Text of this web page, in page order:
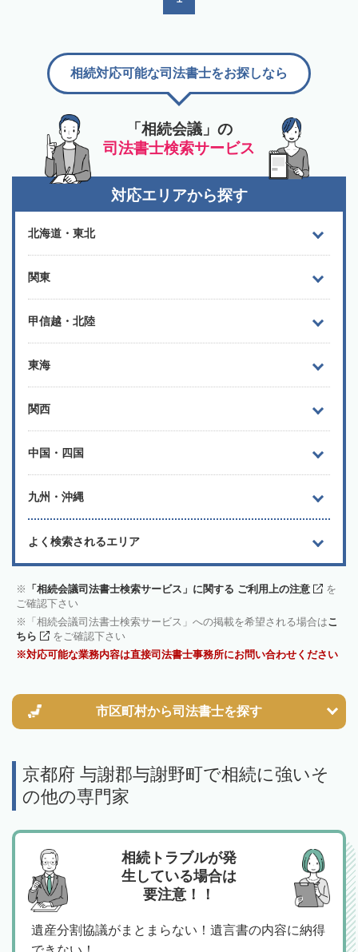
「相続会議」の
司法書士検索サービス
相続対応可能な司法書士をお探しなら
対応エリアから探す
北海道・東北
関東
甲信越・北陸
東海
関西
中国・四国
九州・沖縄
よく検索されるエリア
「相続会議司法書士検索サービス」に関する ご利用上の注意
を
ご確認下さい
「相続会議司法書士検索サービス」への掲載を希望される場合はこ
ちら
をご確認下さい
対応可能な業務内容は直接司法書士事務所にお問い合わせください
市区町村から司法書士を探す
京都府 与謝郡与謝野町で相続に強いそ
の他の専門家
相続トラブルが発
生している場合は
要注意！！
遺産分割協議がまとまらない！遺言書の内容に納得